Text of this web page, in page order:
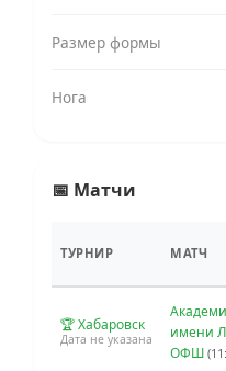
Размер формы
Нога
📅 Матчи
ТУРНИР МАТЧ
🏆 Хабаровск
Дата не указана
имени
ОФШ